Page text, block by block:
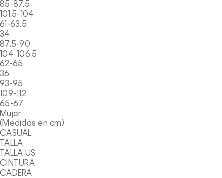
85-87.5
101.5-104
61-63.5
34
87.5-90
104-106.5
62-65
36
93-95
109-112
65-67
Mujer
(Medidas en cm)
CASUAL
TALLA
TALLA US
CINTURA
CADERA